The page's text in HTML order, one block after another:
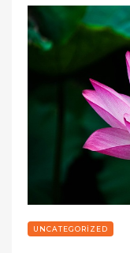
UNCATEGORIZED